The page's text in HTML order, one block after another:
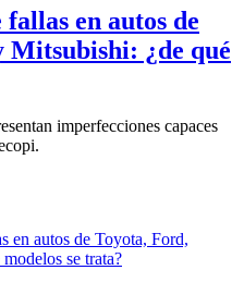
en autos de
¿de qué
imperfecciones capaces